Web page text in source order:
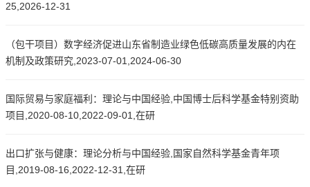
25,2026-12-31
（包干项目）数字经济促进山东省制造业绿色低碳高质量发展的内在
机制及政策研究,2023-07-01,2024-06-30
国际贸易与家庭福利：理论与中国经验,中国博士后科学基金特别资助
项目,2020-08-10,2022-09-01,在研
出口扩张与健康：理论分析与中国经验,国家自然科学基金青年项
目,2019-08-16,2022-12-31,在研